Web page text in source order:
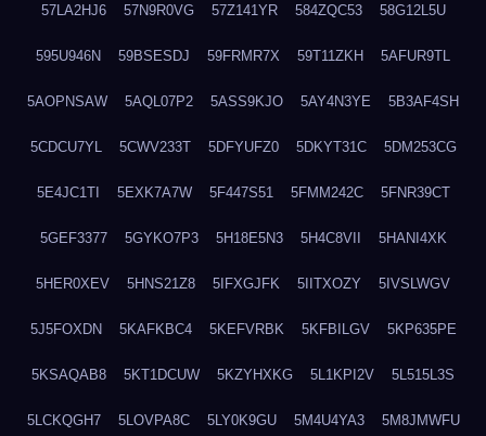
57LA2HJ6 57N9R0VG 57Z141YR 584ZQC53 58G12L5U
595U946N 59BSESDJ 59FRMR7X 59T11ZKH 5AFUR9TL
5AOPNSAW 5AQL07P2 5ASS9KJO 5AY4N3YE 5B3AF4SH
5CDCU7YL 5CWV233T 5DFYUFZ0 5DKYT31C 5DM253CG
5E4JC1TI 5EXK7A7W 5F447S51 5FMM242C 5FNR39CT
5GEF3377 5GYKO7P3 5H18E5N3 5H4C8VII 5HANI4XK
5HER0XEV 5HNS21Z8 5IFXGJFK 5IITXOZY 5IVSLWGV
5J5FOXDN 5KAFKBC4 5KEFVRBK 5KFBILGV 5KP635PE
5KSAQAB8 5KT1DCUW 5KZYHXKG 5L1KPI2V 5L515L3S
5LCKQGH7 5LOVPA8C 5LY0K9GU 5M4U4YA3 5M8JMWFU